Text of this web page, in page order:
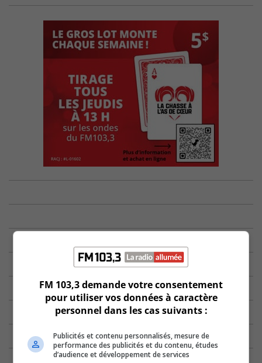
FM 103,3 demande votre consentement
pour utiliser vos données à caractère
personnel dans les cas suivants :
Publicités et contenu personnalisés, mesure de
performance des publicités et du contenu, études
d’audience et développement de services